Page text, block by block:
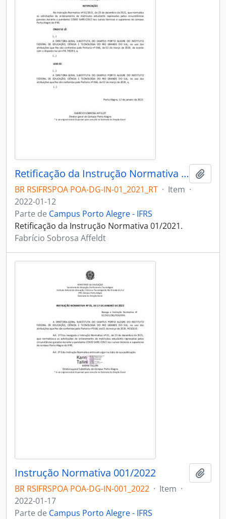
Retificação da Instrução Normativa 01/2021
BR RSIFRSPOA POA-DG-IN-01_2021_RT · Item ·
2022-01-12
Parte de Campus Porto Alegre - IFRS
Retificação da Instrução Normativa 01/2021.
Fabrício Sobrosa Affeldt
Instrução Normativa 001/2022
BR RSIFRSPOA POA-DG-IN-001_2022 · Item ·
2022-01-17
Parte de Campus Porto Alegre - IFRS